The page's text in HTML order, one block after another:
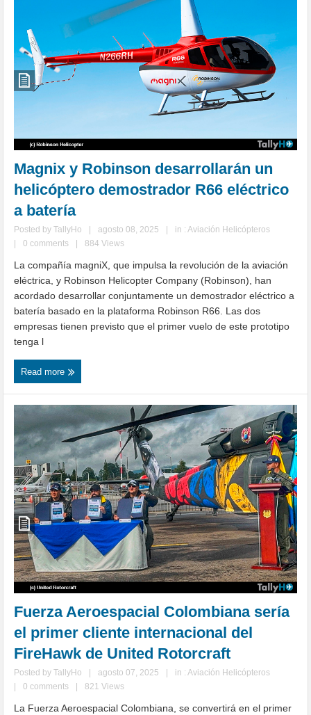
Magnix y Robinson desarrollarán un
helicóptero demostrador R66 eléctrico
a batería
Posted byTallyHo agosto 08, 2025 in :Aviación Helicópteros
0 comments 884 Views
La compañía magniX, que impulsa la revolución de la aviación
eléctrica, y Robinson Helicopter Company (Robinson), han
acordado desarrollar conjuntamente un demostrador eléctrico a
batería basado en la plataforma Robinson R66. Las dos
empresas tienen previsto que el primer vuelo de este prototipo
tenga l
Read more
Fuerza Aeroespacial Colombiana sería
el primer cliente internacional del
FireHawk de United Rotorcraft
Posted byTallyHo agosto 07, 2025 in :Aviación Helicópteros
0 comments 821 Views
La Fuerza Aeroespacial Colombiana, se convertirá en el primer